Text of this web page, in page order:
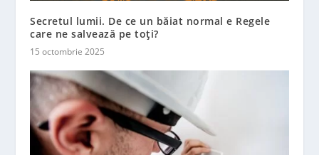
Secretul lumii. De ce un băiat normal e Regele
care ne salvează pe toți?
15 octombrie 2025